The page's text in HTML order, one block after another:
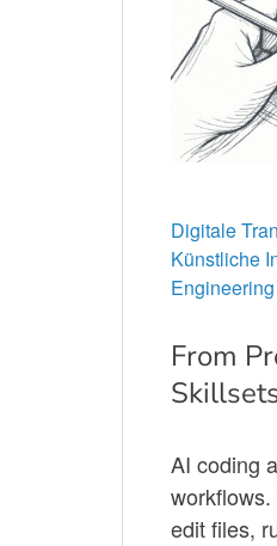
Digitale
Künstliche
Engineering
From
AI coding
edit files,